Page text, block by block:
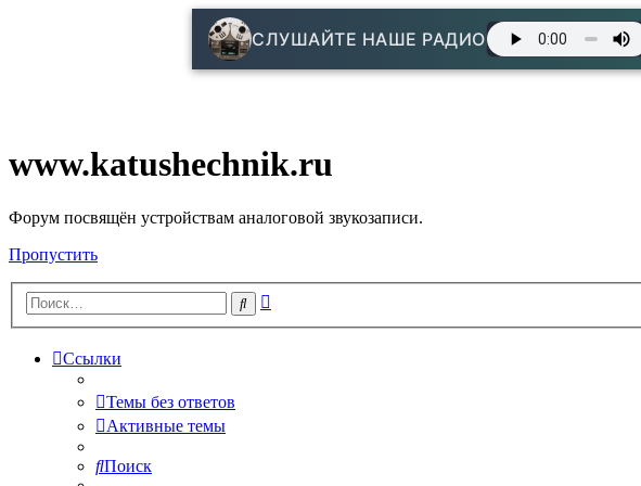
СЛУШАЙТЕ НАШЕ РАДИО
www.katushechnik.ru
Форум посвящён устройствам аналоговой звукозаписи.
Пропустить
Поиск
Ссылки
Темы без ответов
Активные темы
Поиск